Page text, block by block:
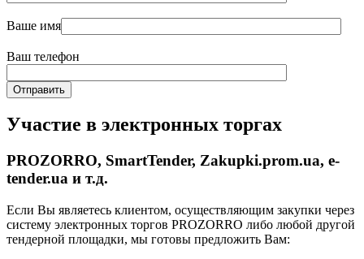
Ваше имя
Ваш телефон
Участие в электронных торгах
PROZORRO, SmartTender, Zakupki.prom.ua, e-
tender.ua и т.д.
Если Вы являетесь клиентом, осуществляющим закупки через
систему электронных торгов PROZORRO либо любой другой
тендерной площадки, мы готовы предложить Вам: